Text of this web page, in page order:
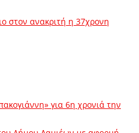
στον ανακριτή η 37χρονη
για 6η χρονιά την